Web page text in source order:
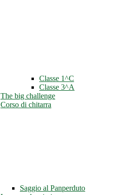
Classe 1^C
Classe 3^A
The big challenge
Corso di chitarra
Saggio al Panperduto